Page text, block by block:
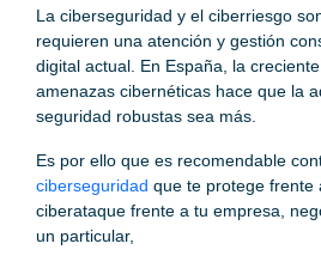
La ciberseguridad y el ciberriesgo
requieren una atención y gestión
digital actual. En España, la
amenazas cibernéticas hace que la
seguridad robustas sea más.
Es por ello que es recomendable
ciberseguridad que te protege frente
ciberataque frente a tu empresa,
un particular,